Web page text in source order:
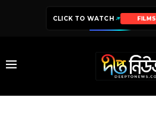
CLICK TO WATCH FILMS